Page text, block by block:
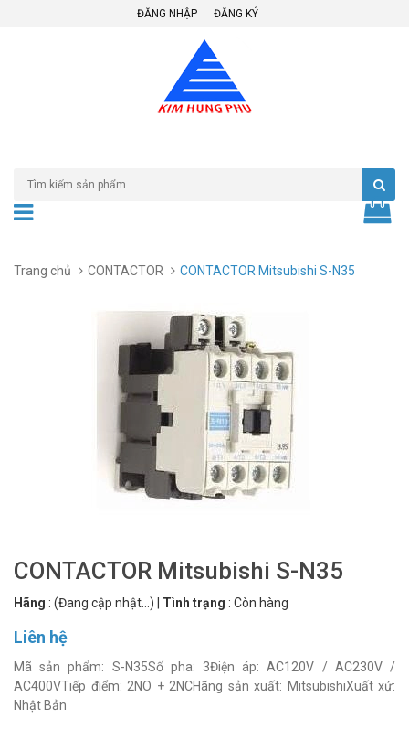
ĐĂNG NHẬP ĐĂNG KÝ
Trang chủ CONTACTOR CONTACTOR Mitsubishi S-N35
CONTACTOR Mitsubishi S-N35
Hãng : (Đang cập nhật...) Tình trạng : Còn hàng
Liên hệ
Mã sản phẩm: S-N35Số pha: 3Điện áp: AC120V / AC230V /
AC400VTiếp điểm: 2NO + 2NCHãng sản xuất: MitsubishiXuất xứ:
Nhật Bản